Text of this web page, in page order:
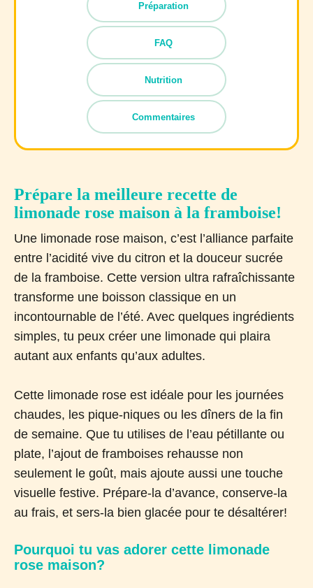
Préparation
FAQ
Nutrition
Commentaires
Prépare la meilleure recette de
limonade rose maison à la framboise!
Une limonade rose maison, c’est l’alliance parfaite
entre l’acidité vive du citron et la douceur sucrée
de la framboise. Cette version ultra rafraîchissante
transforme une boisson classique en un
incontournable de l’été. Avec quelques ingrédients
simples, tu peux créer une limonade qui plaira
autant aux enfants qu’aux adultes.
Cette limonade rose est idéale pour les journées
chaudes, les pique-niques ou les dîners de la fin
de semaine. Que tu utilises de l’eau pétillante ou
plate, l’ajout de framboises rehausse non
seulement le goût, mais ajoute aussi une touche
visuelle festive. Prépare-la d’avance, conserve-la
au frais, et sers-la bien glacée pour te désaltérer!
Pourquoi tu vas adorer cette limonade
rose maison?